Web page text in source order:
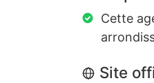
Cette
Site